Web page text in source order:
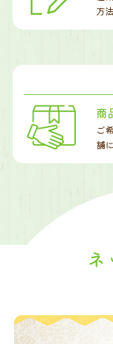
方
商
ご
舗